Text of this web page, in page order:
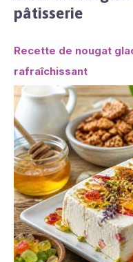
pâtisserie
Recette de nougat
rafraîchissant